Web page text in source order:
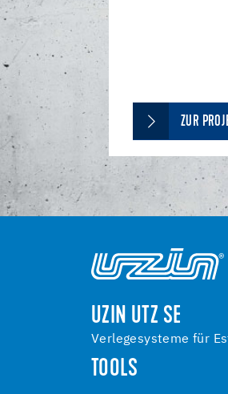
ZUR
UZIN UTZ SE
Verlegesysteme für
TOOLS